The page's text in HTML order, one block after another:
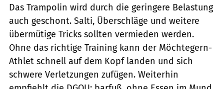
Das Trampolin wird durch die geringere Belastung
auch geschont. Salti, Überschläge und weitere
übermütige Tricks sollten vermieden werden.
Ohne das richtige Training kann der Möchtegern-
Athlet schnell auf dem Kopf landen und sich
schwere Verletzungen zufügen. Weiterhin